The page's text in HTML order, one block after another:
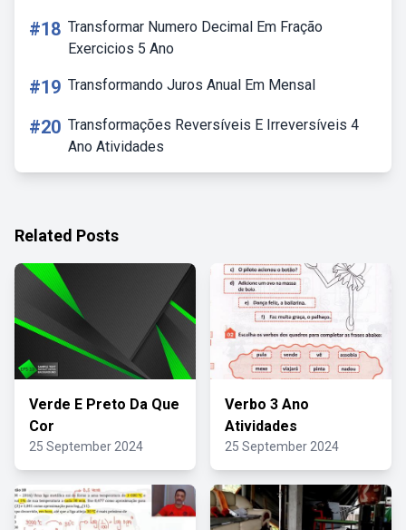
#18 Transformar Numero Decimal Em Fração
Exercicios 5 Ano
#19 Transformando Juros Anual Em Mensal
#20 Transformações Reversíveis E Irreversíveis 4
Ano Atividades
Related Posts
Verde E Preto Da Que
Cor
25 September 2024
Verbo 3 Ano
Atividades
25 September 2024